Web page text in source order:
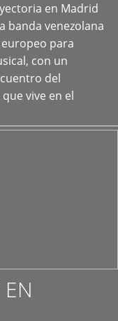
en Madrid
banda venezolana
para
con un
del
vive en el
EN